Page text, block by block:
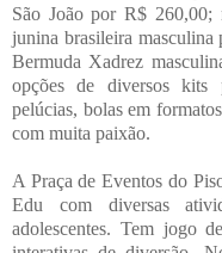
São João por R$ 260,00;
junina brasileira
Bermuda Xadrez
opções de diversos kits
pelúcias, bolas em
com muita paixão.
A Praça de Eventos do
Edu com diversas
adolescentes. Tem jogo